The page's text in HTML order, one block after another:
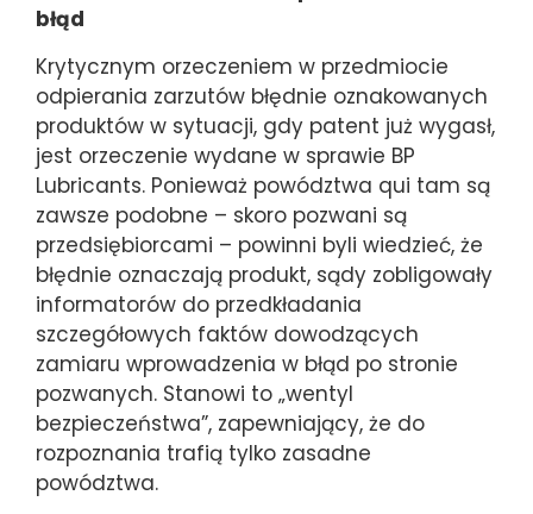
błąd
Krytycznym orzeczeniem w przedmiocie
odpierania zarzutów błędnie oznakowanych
produktów w sytuacji, gdy patent już wygasł,
jest orzeczenie wydane w sprawie BP
Lubricants. Ponieważ powództwa qui tam są
zawsze podobne – skoro pozwani są
przedsiębiorcami – powinni byli wiedzieć, że
błędnie oznaczają produkt, sądy zobligowały
informatorów do przedkładania
szczegółowych faktów dowodzących
zamiaru wprowadzenia w błąd po stronie
pozwanych. Stanowi to „wentyl
bezpieczeństwa”, zapewniający, że do
rozpoznania trafią tylko zasadne
powództwa.